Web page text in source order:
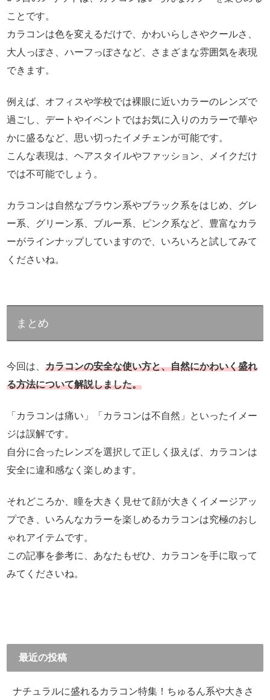
ことです。
カラコンは色を変えるだけで、かわいらしさやクールさ、
大人っぽさ、ハーフっぽさなど、さまざまな雰囲気を表現
できます。
例えば、オフィスや学校では裸眼に近いカラーのレンズで
過ごし、デートやイベントではお気に入りのカラーで華や
かに盛るなど、思い切ったイメチェンが可能です。
こんな表現は、ヘアスタイルやファッション、メイクだけ
では不可能でしょう。
カラコンは自然なブラウン系やブラック系をはじめ、グレ
ー系、グリーン系、ブルー系、ピンク系など、豊富なカラ
ーがラインナップしていますので、いろいろと試してみて
くださいね。
まとめ
今回は、 カラコンの安全な使い方と、自然にかわいく盛れ
る方法について解説しました。
「カラコンは痛い」「カラコンは不自然」といったイメー
ジは誤解です。
自分に合ったレンズを選択して正しく扱えば、カラコンは
安全に違和感なく楽しめます。
それどころか、瞳を大きく見せて顔が大きくイメージアッ
プでき、いろんなカラーを楽しめるカラコンは究極のおし
ゃれアイテムです。
この記事を参考に、あなたもぜひ、カラコンを手に取って
みてくださいね。
最近の投稿
ナチュラルに盛れるカラコン特集！ちゅるん系や大きさ